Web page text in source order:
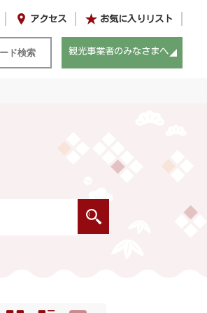
アクセス お気に入りリスト
観光事業者のみなさまへ